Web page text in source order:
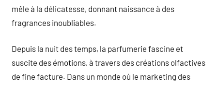
mêle à la délicatesse, donnant naissance à des
fragrances inoubliables.
Depuis la nuit des temps, la parfumerie fascine et
suscite des émotions, à travers des créations olfactives
de fine facture. Dans un monde où le marketing des